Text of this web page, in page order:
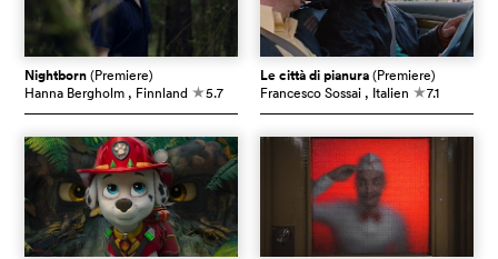
Nightborn(Premiere)
Hanna Bergholm , Finnland c5.7
Le città di pianura(Premiere)
Francesco Sossai , Italien c7.1